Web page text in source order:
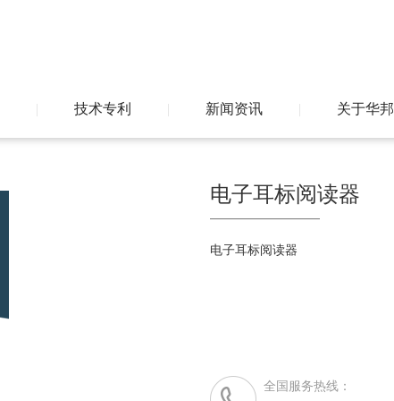
| 技术专利 | 新闻资讯 | 关于华邦
电子耳标阅读器
电子耳标阅读器
全国服务热线：